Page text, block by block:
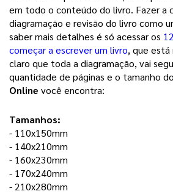
em todo o conteúdo do livro. Fazer a
diagramação e revisão do livro como
saber mais detalhes é só acessar os
começar a escrever um livro, que está
claro que toda a diagramação, vai
quantidade de páginas e o tamanho
Online você encontra:
Tamanhos:
- 110x150mm
- 140x210mm
- 160x230mm
- 170x240mm
- 210x280mm